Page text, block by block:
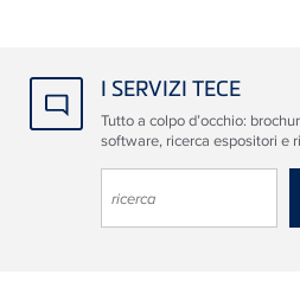
I SERVIZI TECE
Tutto a colpo d’occhio:
software, ricerca espositori e